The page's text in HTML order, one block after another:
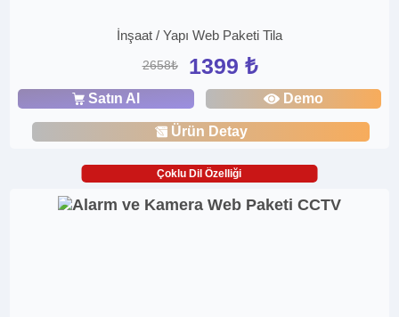
İnşaat / Yapı Web Paketi Tila
2658₺ 1399 ₺
Satın Al Demo
Ürün Detay
Çoklu Dil Özelliği